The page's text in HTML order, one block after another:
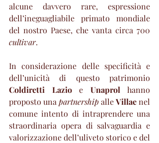
alcune davvero rare, espressione
dell’ineguagliabile primato mondiale
cultivar.
In considerazione delle specificità e
Coldiretti Lazio e Unaprol hanno
proposto una partnership alle Villae nel
comune intento di intraprendere una
straordinaria opera di salvaguardia e
valorizzazione dell’uliveto storico e del